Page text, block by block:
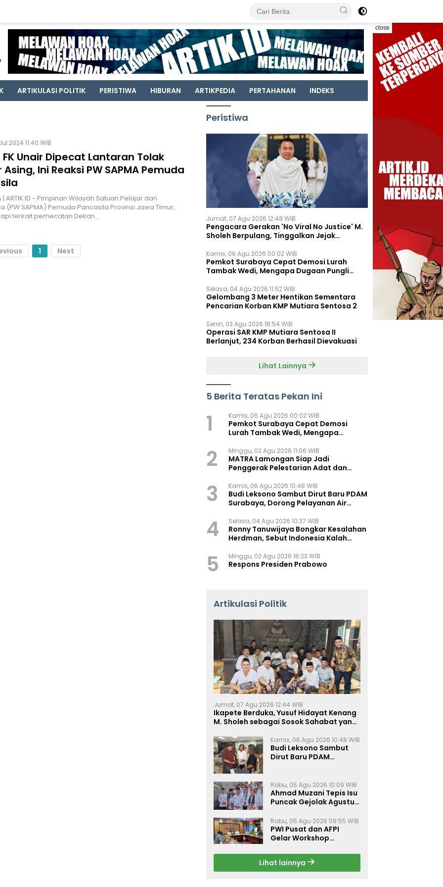
close
ARTIKULASI POLITIK PERISTIWA HIBURAN ARTIKPEDIA PERTAHANAN INDEKS
2024 11:40 WIB
FK Unair Dipecat Lantaran Tolak
Ini Reaksi PW SAPMA Pemuda
| ARTIK.ID - Pimpinan Wilayah Satuan Pelajar dan
(PW SAPMA) Pemuda Pancasila Provinsi Jawa Timur,
terkait pemecatan Dekan…
1 Next
Peristiwa
Jumat, 07 Agu 2026 12:48 WIB
Pengacara Gerakan 'No Viral No Justice' M.
Sholeh Berpulang, Tinggalkan Jejak
Kamis, 06 Agu 2026 00:02 WIB
Pemkot Surabaya Cepat Demosi Lurah
Tambak Wedi, Mengapa Dugaan Pungli
Selasa, 04 Agu 2026 11:52 WIB
Gelombang 3 Meter Hentikan Sementara
Pencarian Korban KMP Mutiara Sentosa 2
Senin, 03 Agu 2026 18:54 WIB
Operasi SAR KMP Mutiara Sentosa II
Berlanjut, 234 Korban Berhasil Dievakuasi
Lihat Lainnya
5 Berita Teratas Pekan Ini
1 Kamis, 06 Agu 2026 00:02 WIB
Pemkot Surabaya Cepat Demosi
Lurah Tambak Wedi, Mengapa
2 Minggu, 02 Agu 2026 11:06 WIB
MATRA Lamongan Siap Jadi
Penggerak Pelestarian Adat dan
3 Kamis, 06 Agu 2026 10:48 WIB
Budi Leksono Sambut Dirut Baru PDAM
Surabaya, Dorong Pelayanan Air
4 Selasa, 04 Agu 2026 10:37 WIB
Ronny Tanuwijaya Bongkar Kesalahan
Herdman, Sebut Indonesia Kalah
5 Minggu, 02 Agu 2026 16:23 WIB
Respons Presiden Prabowo
Artikulasi Politik
Jumat, 07 Agu 2026 12:44 WIB
Ikapete Berduka, Yusuf Hidayat Kenang
M. Sholeh sebagai Sosok Sahabat yang
Kamis, 06 Agu 2026 10:48 WIB
Budi Leksono Sambut
Dirut Baru PDAM
Makin Prima
Rabu, 05 Agu 2026 10:09 WIB
Ahmad Muzani Tepis Isu
Puncak Gejolak Agustus
Perkuat Persatuan
Rabu, 05 Agu 2026 09:55 WIB
PWI Pusat dan AFPI
Gelar Workshop
Inklusi Keuangan, dan
Perlindungan Publik
Lihat lainnya